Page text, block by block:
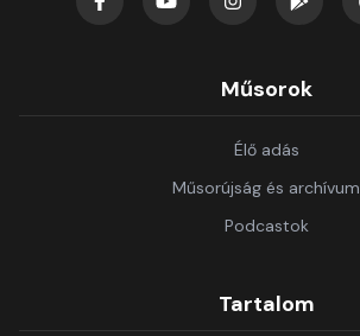
Műsorok
Élő adás
Műsorújság és archívum
Podcastok
Tartalom